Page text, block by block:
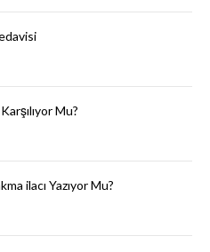
Mu?
ilacı Yazıyor Mu?